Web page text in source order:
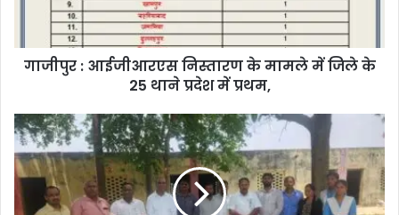
गाजीपुर : आईजीआरएस निस्तारण के मामले में जिले के
25 थाने प्रदेश में प्रथम,